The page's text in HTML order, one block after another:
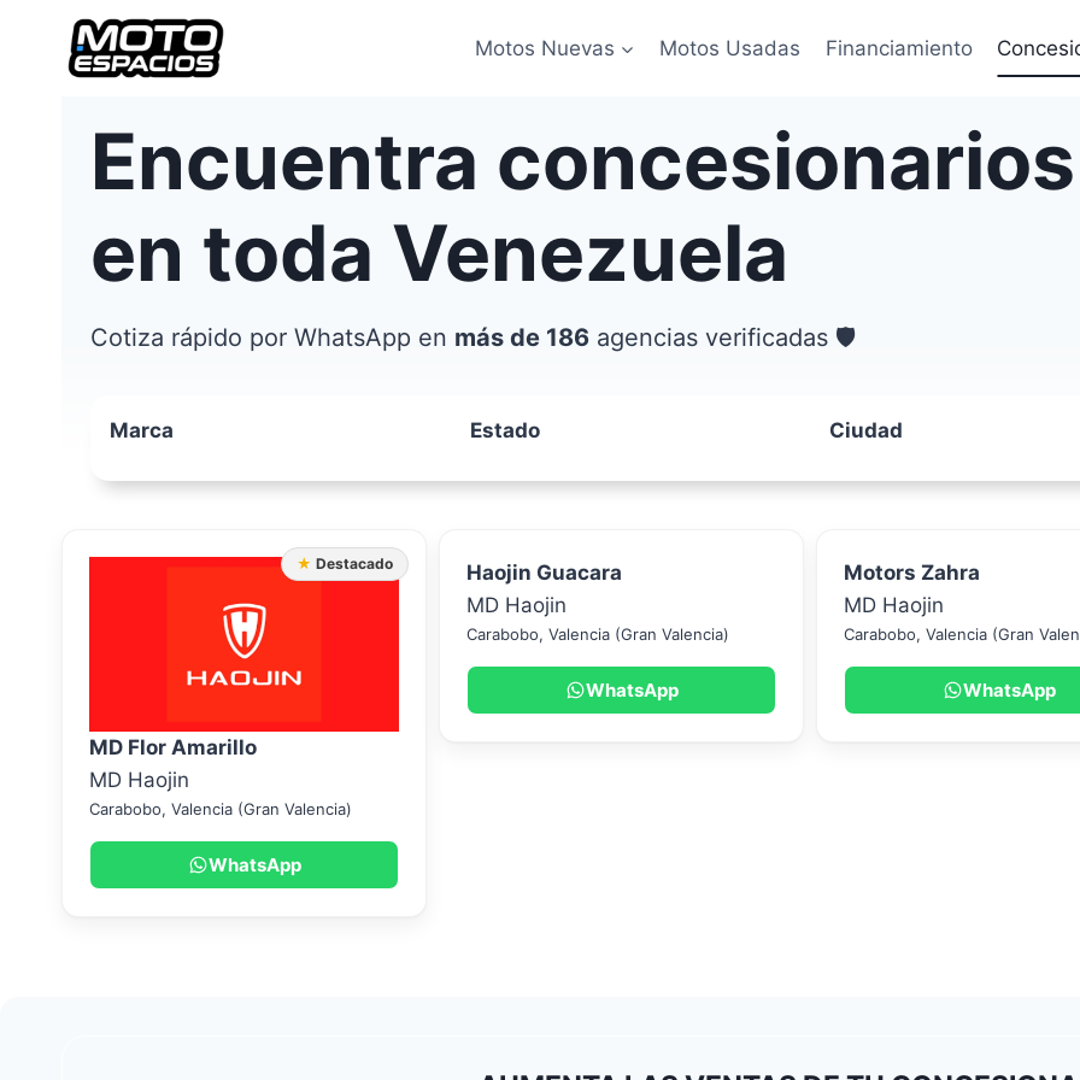
contenido
Motos Nuevas Motos Usadas Financiamiento
Encuentra
en toda Venezuela
Cotiza rápido por WhatsApp en más de 186 agencias verificadas 🛡️
Marca Estado Ciudad
MD Flor Amarillo
MD Haojin
Carabobo, Valencia (Gran Valencia)
WhatsApp
★ Destacado
Haojin Guacara
MD Haojin
Carabobo, Valencia (Gran Valencia)
WhatsApp
Motors Zahra
MD Haojin
Carabobo, Valencia (Gran
WhatsApp